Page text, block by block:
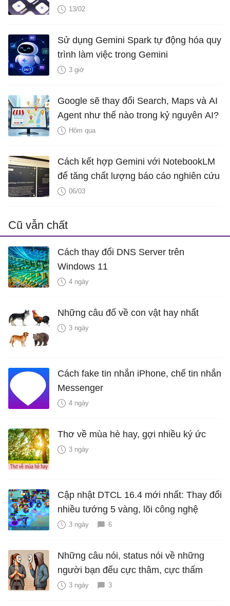
13/02
Sử dụng Gemini Spark tự động hóa quy
trình làm việc trong Gemini
3 giờ
Google sẽ thay đổi Search, Maps và AI
Agent như thế nào trong kỷ nguyên AI?
Hôm qua
Cách kết hợp Gemini với NotebookLM
để tăng chất lượng báo cáo nghiên cứu
06/03
Cũ vẫn chất
Cách thay đổi DNS Server trên
Windows 11
4 ngày
Những câu đố về con vật hay nhất
3 ngày
Cách fake tin nhắn iPhone, chế tin nhắn
Messenger
4 ngày
Thơ về mùa hè hay, gợi nhiều ký ức
3 ngày
Cập nhật DTCL 16.4 mới nhất: Thay đổi
nhiều tướng 5 vàng, lõi công nghệ
3 ngày 6
Những câu nói, status nói về những
người bạn đểu cực thâm, cực thấm
3 ngày 3